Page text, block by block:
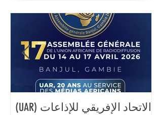
الاتحاد الإفريقي للإذاعات (UAR)